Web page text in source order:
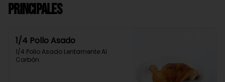
Principales
1/4 Pollo Asado
1/4 Pollo Asado Lentamente Al
Carbón.